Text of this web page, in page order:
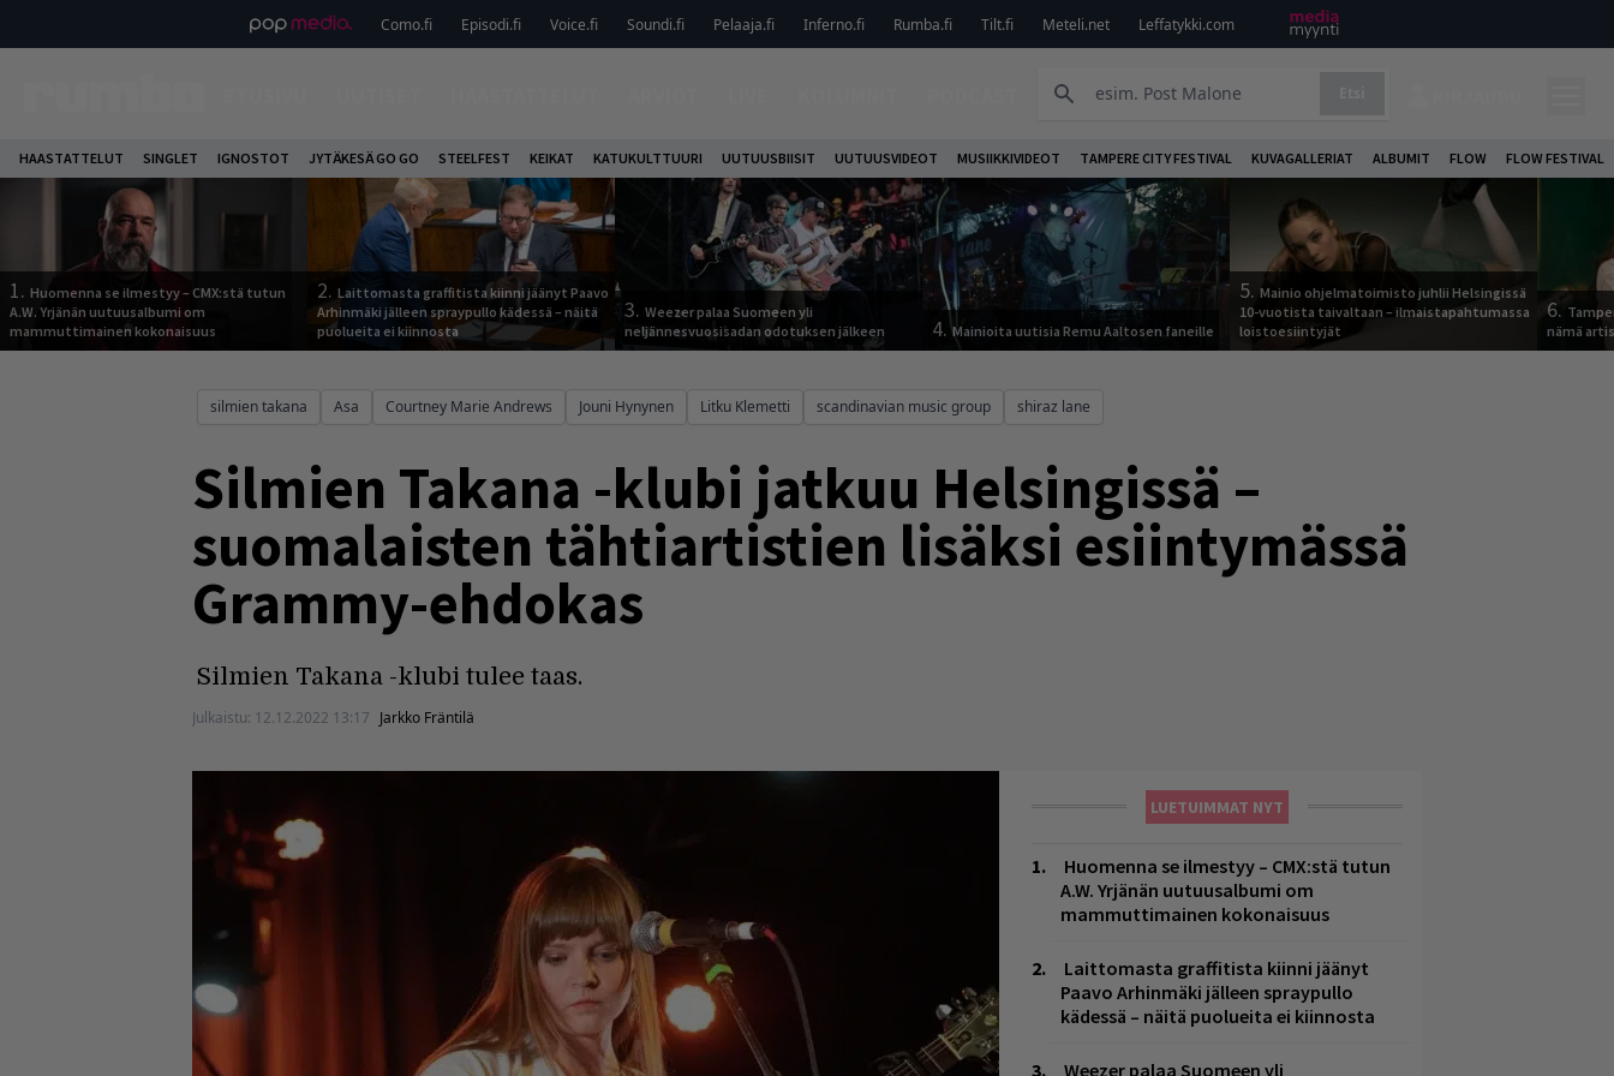
Como.fi Episodi.fi Voice.fi Soundi.fi Pelaaja.fi Inferno.fi Rumba.fi Tilt.fi Meteli.net Leffatykki.com
HAASTATTELUT SINGLET IGNOSTOT JYTÄKESÄ GO GO STEELFEST KEIKAT KATUKULTTUURI UUTUUSBIISIT UUTUUSVIDEOT MUSIIKKIVIDEOT TAMPERE CITY FESTIVAL KUVAGALLERIAT ALBUMIT FLOW FLOW FESTIVAL
1. Huomenna se ilmestyy – CMX:stä tutun
A.W. Yrjänän uutuusalbumi om
mammuttimainen kokonaisuus
2. Laittomasta graffitista kiinni jäänyt Paavo
Arhinmäki jälleen spraypullo kädessä – näitä
puolueita ei kiinnosta
3. Weezer palaa Suomeen yli
neljännesvuosisadan odotuksen jälkeen
4.Mainioita uutisia Remu Aaltosen faneille
5. Mainio ohjelmatoimisto juhlii Helsingissä
10-vuotista taivaltaan – ilmaistapahtumassa
loistoesiintyjät
6.
nämä
silmien takana Asa Courtney Marie Andrews Jouni Hynynen Litku Klemetti scandinavian music group shiraz lane
Silmien Takana -klubi jatkuu Helsingissä –
suomalaisten tähtiartistien lisäksi esiintymässä
Grammy-ehdokas
Silmien Takana -klubi tulee taas.
Julkaistu: 12.12.2022 13:17 Jarkko Fräntilä
LUETUIMMAT NYT
Huomenna se ilmestyy – CMX:stä tutun
A.W. Yrjänän uutuusalbumi om
mammuttimainen kokonaisuus
Laittomasta graffitista kiinni jäänyt
Paavo Arhinmäki jälleen spraypullo
kädessä – näitä puolueita ei kiinnosta
Weezer palaa Suomeen yli